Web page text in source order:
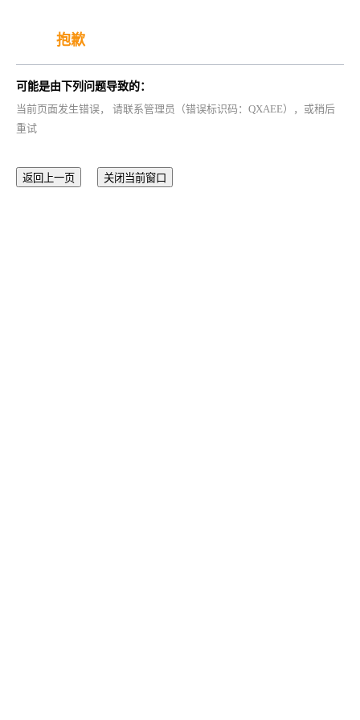
抱歉
可能是由下列问题导致的：
当前页面发生错误， 请联系管理员（错误标识码：QXAEE），或稍后
重试